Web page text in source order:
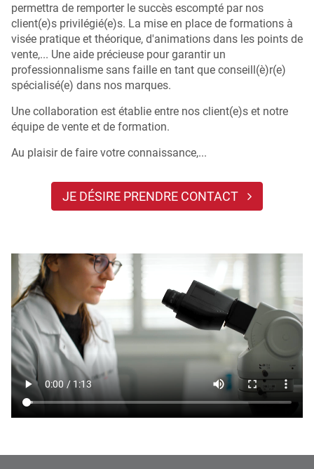
permettra de remporter le succès escompté par nos
client(e)s privilégié(e)s. La mise en place de formations à
visée pratique et théorique, d'animations dans les points de
vente,... Une aide précieuse pour garantir un
professionnalisme sans faille en tant que conseill(è)r(e)
spécialisé(e) dans nos marques.
Une collaboration est établie entre nos client(e)s et notre
équipe de vente et de formation.
Au plaisir de faire votre connaissance,...
JE DÉSIRE PRENDRE CONTACT